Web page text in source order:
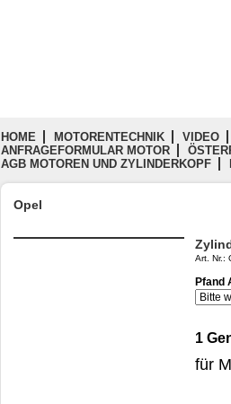
HOME MOTORENTECHNIK VIDEO
ANFRAGEFORMULAR MOTOR
AGB MOTOREN UND ZYLINDERKOPF
Opel
Art. Nr.:
Pfand
1
für